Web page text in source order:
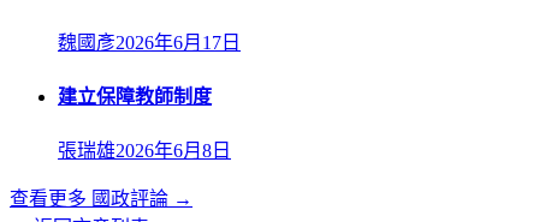
魏國彥2026年6月17日
建立保障教師制度
張瑞雄2026年6月8日
查看更多 國政評論 →